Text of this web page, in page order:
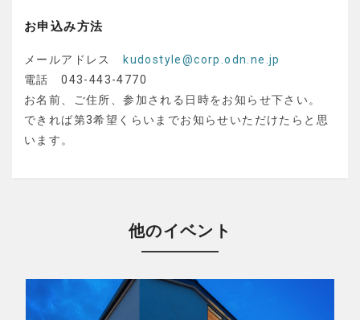
お申込み方法
メールアドレス
kudostyle@corp.odn.ne.jp
電話 043-443-4770
お名前、ご住所、参加される日時をお知らせ下さい。
できれば第3希望くらいまでお知らせいただけたらと思
います。
他のイベント